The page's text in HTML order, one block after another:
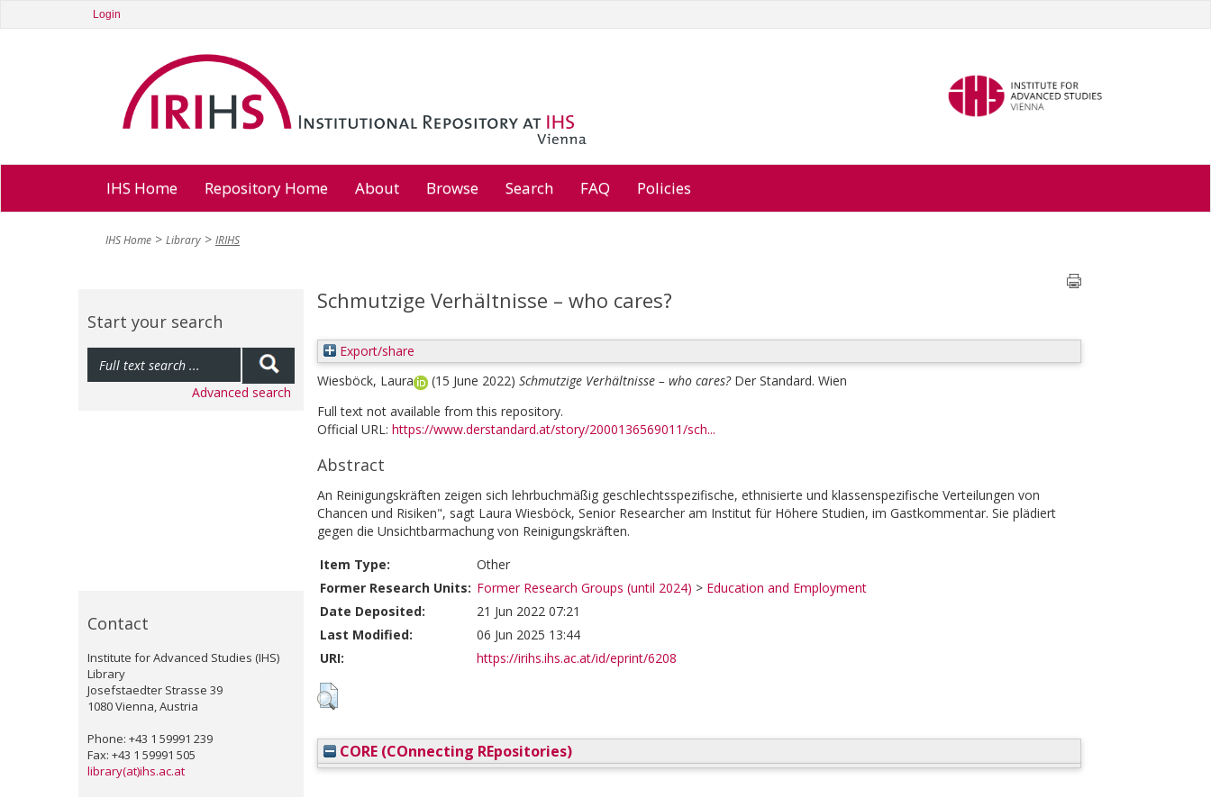
Login
IHS Home Repository Home About Browse Search FAQ Policies
IHS Home Library IRIHS
Start your search
Advanced search
Contact
Institute for Advanced Studies (IHS)
Library
Josefstaedter Strasse 39
1080 Vienna, Austria
Phone: +43 1 59991 239
Fax: +43 1 59991 505
library(at)ihs.ac.at
Schmutzige Verhältnisse – who cares?
Export/share
Wiesböck, Laura
(15 June 2022) Schmutzige Verhältnisse – who cares? Der Standard. Wien
Full text not available from this repository.
Official URL: https://www.derstandard.at/story/2000136569011/sch...
Abstract
An Reinigungskräften zeigen sich lehrbuchmäßig geschlechtsspezifische, ethnisierte und klassenspezifische Verteilungen von
Chancen und Risiken", sagt Laura Wiesböck, Senior Researcher am Institut für Höhere Studien, im Gastkommentar. Sie plädiert
gegen die Unsichtbarmachung von Reinigungskräften.
Item Type:
Other
Former Research Units: Former Research Groups (until 2024) > Education and Employment
Date Deposited:
21 Jun 2022 07:21
Last Modified:
06 Jun 2025 13:44
URI:
https://irihs.ihs.ac.at/id/eprint/6208
CORE (COnnecting REpositories)